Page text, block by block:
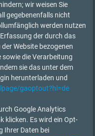
wir weisen Sie
gegebenenfalls nicht
werden nutzen
der durch das
Website bezogenen
sowie die Verarbeitung
sie das unter dem
herunterladen und
gaoptout?hl=de
Google Analytics
klicken. Es wird ein Opt-
Ihrer Daten bei